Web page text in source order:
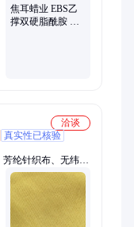
焦耳蜡业 EBS乙
撑双硬脂酰胺 塑
洽谈
真实性已核验
纶针织布、无纬
、长丝机织、芳纶
、凯夫拉纤维